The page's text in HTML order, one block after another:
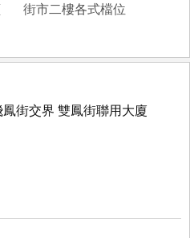
街市二樓各式檔位
街交界 雙鳳街聯用大廈